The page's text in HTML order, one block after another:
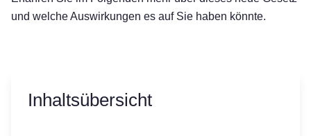
und welche Auswirkungen es auf Sie haben könnte.
Inhaltsübersicht